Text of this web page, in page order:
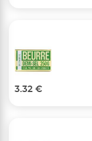
3.32 €